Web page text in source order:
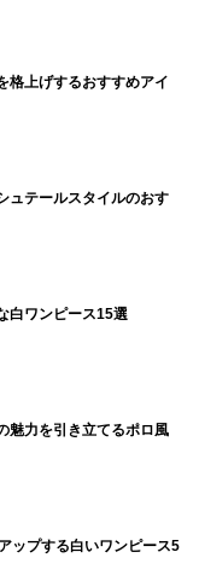
格上げするおすすめアイ
ュテールスタイルのおす
白ワンピース15選
魅力を引き立てるポロ風
ップする白いワンピース5